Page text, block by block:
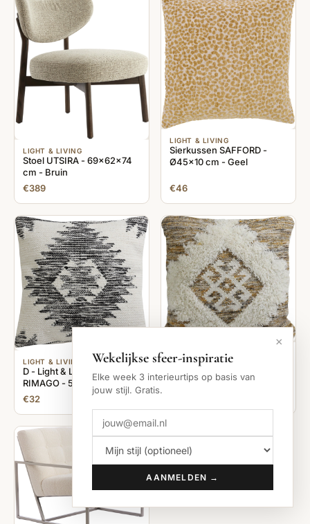
LIGHT & LIVING
Stoel UTSIRA - 69x62x74
cm - Bruin
€389
LIGHT & LIVING
Sierkussen SAFFORD -
Ø45x10 cm - Geel
€46
LIGHT & LIVING
D - Light & Living - Kussen
RIMAGO - 50x50x10 -
Zwart
€32
LIGHT & LIVING
Light&Living Kussen TAIBE
bruin oker wit 45 x 45
×
Wekelijkse sfeer-inspiratie
Elke week 3 interieurtips op basis van
jouw stijl. Gratis.
AANMELDEN →